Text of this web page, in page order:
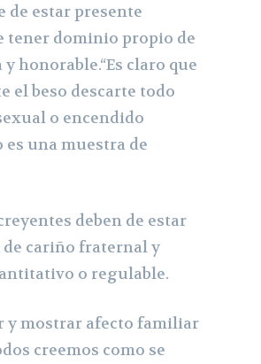
de estar presente
tener dominio propio de
honorable.“Es claro que
el beso descarte todo
o encendido
es una muestra de
deben de estar
de cariño fraternal y
o regulable.
y mostrar afecto familiar
creemos como se